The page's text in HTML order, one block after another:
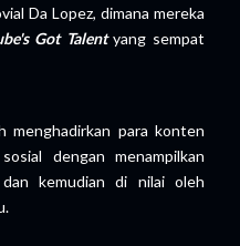
Da Lopez, dimana mereka
Got Talentyang sempat
para konten
dengan menampilkan
kemudian di nilai oleh